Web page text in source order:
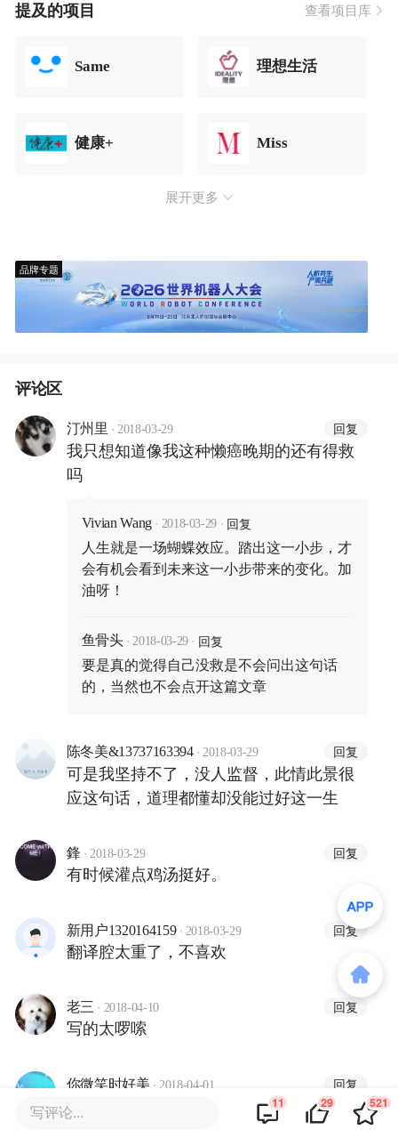
提及的项目 查看项目库
Same 理想生活
健康+ Miss
展开更多
品牌专题
评论区
汀州里 · 2018-03-29 回复
我只想知道像我这种懒癌晚期的还有得救
吗
Vivian Wang · 2018-03-29 · 回复
人生就是一场蝴蝶效应。踏出这一小步，才
会有机会看到未来这一小步带来的变化。加
油呀！
鱼骨头 · 2018-03-29 · 回复
要是真的觉得自己没救是不会问出这句话
的，当然也不会点开这篇文章
陈冬美&13737163394 · 2018-03-29 回复
可是我坚持不了，没人监督，此情此景很
应这句话，道理都懂却没能过好这一生
鋒 · 2018-03-29 回复
有时候灌点鸡汤挺好。
新用户1320164159 · 2018-03-29 回复
翻译腔太重了，不喜欢
老三 · 2018-04-10 回复
写的太啰嗦
你微笑时好美 · 2018-04-01 回复
改变、change
写评论... 11 29 521